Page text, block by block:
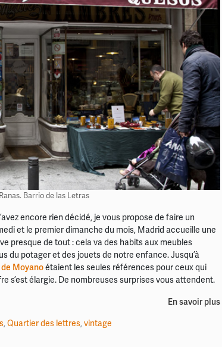
Barrio de las Letras
encore rien décidé, je vous propose de faire un
et le premier dimanche du mois, Madrid accueille une
presque de tout : cela va des habits aux meubles
du potager et des jouets de notre enfance. Jusqu’à
Moyanoétaient les seules références pour ceux qui
s’est élargie. De nombreuses surprises vous attendent.
En savoir plus
, Quartier des lettres, vintage